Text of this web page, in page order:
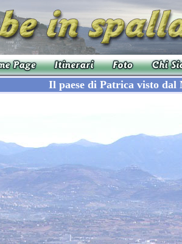
Il paese di Patrica visto dal